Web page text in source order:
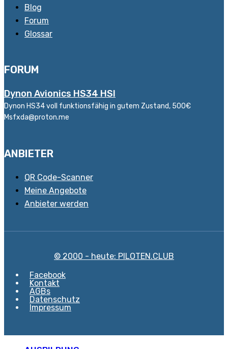
Blog
Forum
Glossar
FORUM
Dynon Avionics HS34 HSI
Dynon HS34 voll funktionsfähig in gutem Zustand, 500€
Msfxda@proton.me
ANBIETER
QR Code-Scanner
Meine Angebote
Anbieter werden
© 2000 - heute: PILOTEN.CLUB
Facebook
Kontakt
AGBs
Datenschutz
Impressum